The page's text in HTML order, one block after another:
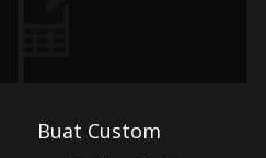
Buat Custom